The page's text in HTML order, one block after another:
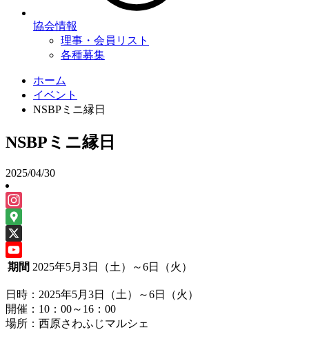
協会情報
理事・会員リスト
各種募集
ホーム
イベント
NSBPミニ縁日
NSBPミニ縁日
2025/04/30
Instagram
Google
Maps
X
YouTube
期間 2025年5月3日（土）～6日（火）
日時：2025年5月3日（土）～6日（火）
開催：10：00～16：00
場所：西原さわふじマルシェ